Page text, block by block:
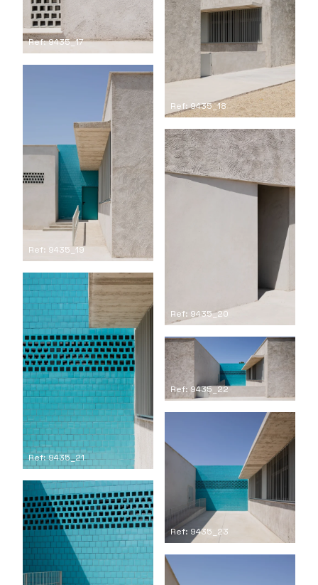
Ref: 9435_17
Ref: 9435_18
Ref: 9435_19
Ref: 9435_20
Ref: 9435_21
Ref: 9435_22
Ref: 9435_23